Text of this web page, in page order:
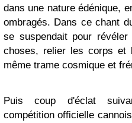
dans une nature édénique,
ombragés. Dans ce chant
se suspendait pour
choses, relier les corps et
même trame cosmique et
Puis coup d'éclat
compétition officielle